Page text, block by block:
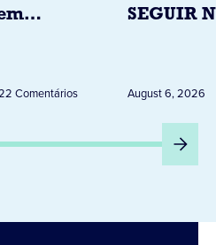
Comentários
SEGUIR
DESTA
August 6, 2026